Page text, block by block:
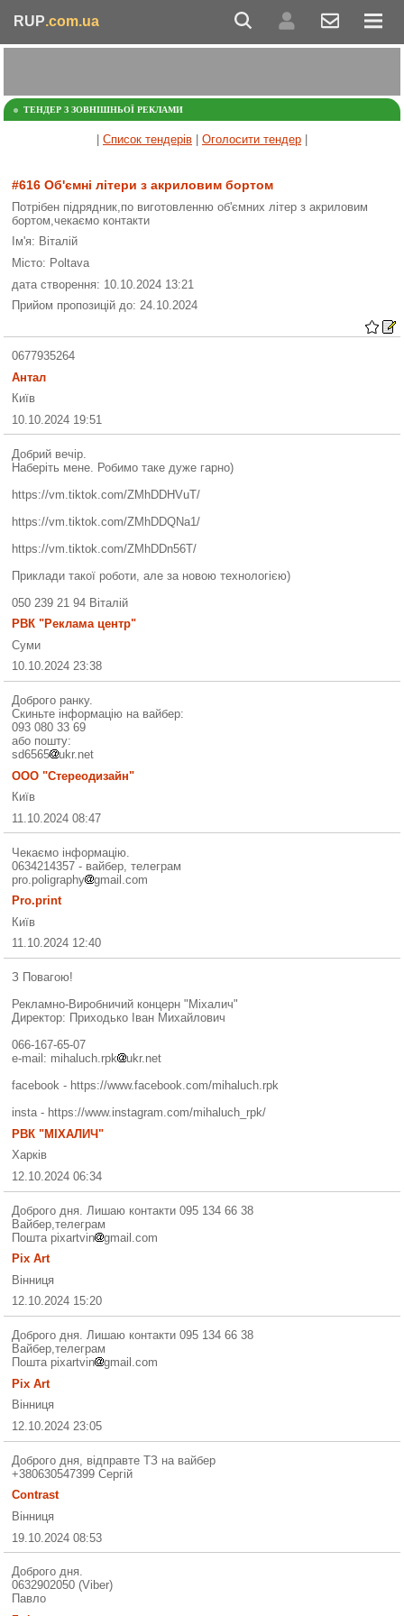
RUP.com.ua
ТЕНДЕР З ЗОВНІШНЬОЇ РЕКЛАМИ
Список тендерів Оголосити тендер
#616 Об'ємні літери з акриловим бортом
Потрібен підрядник,по виготовленню об'ємних літер з акриловим
бортом,чекаємо контакти
Ім'я: Віталій
Місто: Poltava
дата створення: 10.10.2024 13:21
Прийом пропозицій до: 24.10.2024
0677935264
Антал
Київ
10.10.2024 19:51
Добрий вечір.
Наберіть мене. Робимо таке дуже гарно)
https://vm.tiktok.com/ZMhDDHVuT/
https://vm.tiktok.com/ZMhDDQNa1/
https://vm.tiktok.com/ZMhDDn56T/
Приклади такої роботи, але за новою технологією)
050 239 21 94 Віталій
РВК "Реклама центр"
Суми
10.10.2024 23:38
Доброго ранку.
Скиньте інформацію на вайбер:
093 080 33 69
або пошту:
sd6565
ukr.net
ООО "Стереодизайн"
Київ
11.10.2024 08:47
Чекаємо інформацію.
0634214357 - вайбер, телеграм
pro.poligraphy
gmail.com
Pro.print
Київ
11.10.2024 12:40
З Повагою!
Рекламно-Виробничий концерн "Міхалич"
Директор: Приходько Іван Михайлович
066-167-65-07
e-mail: mihaluch.rpk
ukr.net
facebook - https://www.facebook.com/mihaluch.rpk
insta - https://www.instagram.com/mihaluch_rpk/
РВК "МІХАЛИЧ"
Харків
12.10.2024 06:34
Доброго дня. Лишаю контакти 095 134 66 38
Вайбер,телеграм
Пошта pixartvin
gmail.com
Pix Art
Вінниця
12.10.2024 15:20
Доброго дня. Лишаю контакти 095 134 66 38
Вайбер,телеграм
Пошта pixartvin
gmail.com
Pix Art
Вінниця
12.10.2024 23:05
Доброго дня, відправте ТЗ на вайбер
+380630547399 Сергій
Contrast
Вінниця
19.10.2024 08:53
Доброго дня.
0632902050 (Viber)
Павло